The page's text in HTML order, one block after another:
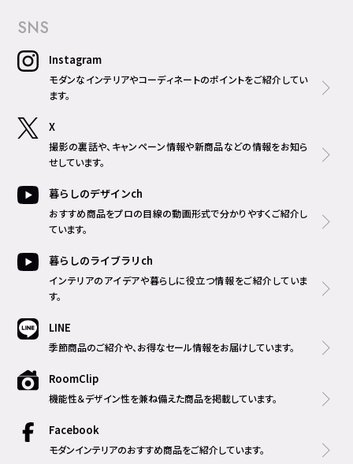
SNS
Instagram
モダンなインテリアやコーディネートのポイントをご紹介してい
ます。
X
撮影の裏話や、キャンペーン情報や新商品などの情報をお知ら
せしています。
暮らしのデザインch
おすすめ商品をプロの目線の動画形式で分かりやすくご紹介し
ています。
暮らしのライブラリch
インテリアのアイデアや暮らしに役立つ情報をご紹介していま
す。
LINE
季節商品のご紹介や、お得なセール情報をお届けしています。
RoomClip
機能性＆デザイン性を兼ね備えた商品を掲載しています。
Facebook
モダンインテリアのおすすめ商品をご紹介しています。